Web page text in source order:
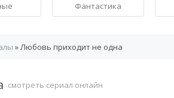
Фантастика
» Любовь приходит не одна
смотреть сериал онлайн